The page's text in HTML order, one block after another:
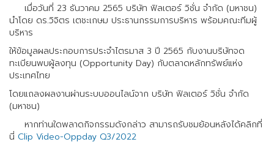
เมื่อวันที่ 23 ธันวาคม 2565 บริษัท ฟิลเตอร์ วิชั่น จำกัด (มหาชน)
นำโดย ดร.วิจิตร เตชะเกษม ประธานกรรมการบริหาร พร้อมคณะทีมผู้
บริหาร
ให้ข้อมูลผลประกอบการประจำไตรมาส 3 ปี 2565 กับงานบริษัทจด
ทะเบียนพบผู้ลงทุน (Opportunity Day) กับตลาดหลักทรัพย์แห่ง
ประเทศไทย
โดยแถลงผลงานผ่านระบบออนไลน์จาก บริษัท ฟิลเตอร์ วิชั่น จำกัด
(มหาชน)
หากท่านใดพลาดกิจกรรมดังกล่าว สามารถรับชมย้อนหลังได้คลิกที่
นี่ Clip Video-Oppday Q3/2022